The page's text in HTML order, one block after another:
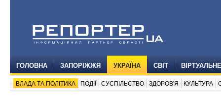
ГОЛОВНА ЗАПОРІЖЖЯ УКРАЇНА СВІТ
ВЛАДА ТА ПОЛІТИКА ПОДІЇ СУСПІЛЬСТВО ЗДОРОВ'Я КУЛЬТУРА